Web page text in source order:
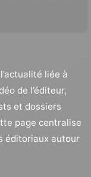
liée à
de l’éditeur,
et dossiers
page centralise
éditoriaux autour